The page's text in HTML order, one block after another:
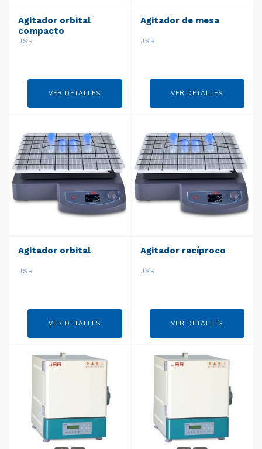
Agitador orbital
compacto
JSR
VER DETALLES
Agitador de mesa
JSR
VER DETALLES
Agitador orbital
JSR
VER DETALLES
Agitador recíproco
JSR
VER DETALLES